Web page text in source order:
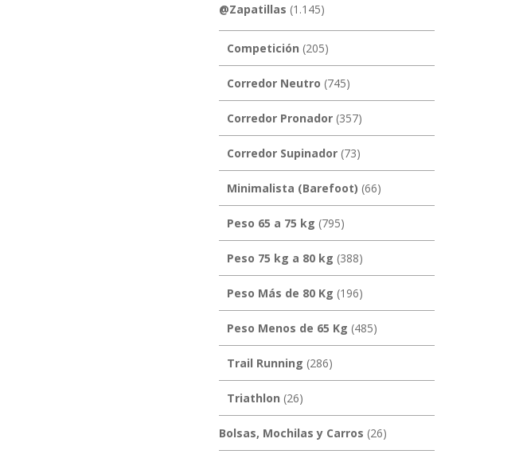
@Zapatillas (1.145)
Competición (205)
Corredor Neutro (745)
Corredor Pronador(357)
Corredor Supinador(73)
Minimalista (Barefoot) (66)
Peso 65 a 75 kg (795)
Peso 75 kg a 80 kg (388)
Peso Más de 80 Kg (196)
Peso Menos de 65 Kg (485)
Trail Running (286)
Triathlon (26)
Bolsas, Mochilas y Carros (26)